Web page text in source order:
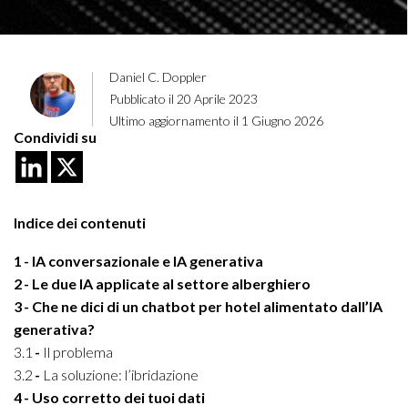
Daniel C. Doppler
Pubblicato il 20 Aprile 2023
Ultimo aggiornamento il 1 Giugno 2026
Condividi su
Indice dei contenuti
1
IA conversazionale e IA generativa
2
Le due IA applicate al settore alberghiero
3
Che ne dici di un chatbot per hotel alimentato dall’IA
generativa?
3.1
Il problema
3.2
La soluzione: l’ibridazione
4
Uso corretto dei tuoi dati